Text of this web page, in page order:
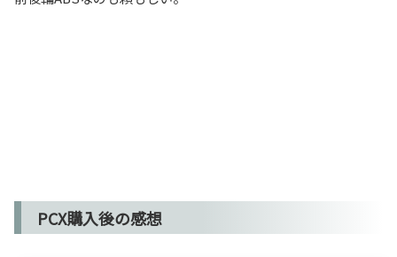
PCX購入後の感想